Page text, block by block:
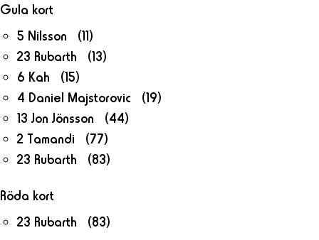
Gula kort
5 Nilsson (11)
23 Rubarth (13)
6 Kah (15)
4 Daniel Majstorovic (19)
13 Jon Jönsson (44)
2 Tamandi (77)
23 Rubarth (83)
Röda kort
23 Rubarth (83)